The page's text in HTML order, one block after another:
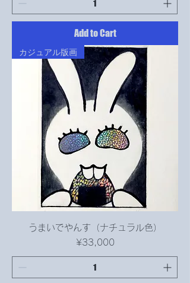
Add to Cart
カジュアル版画
うまいでやんす（ナチュラル色）
Price
¥33,000